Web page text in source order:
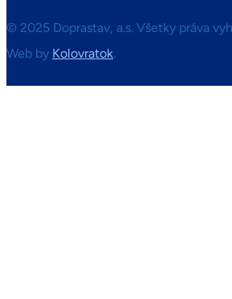
© 2025 Doprastav, a.s. Všetky práva
Web by Kolovratok.